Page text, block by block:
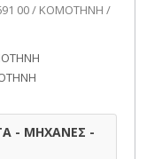
00 / ΚΟΜΟΤΗΝΗ /
- ΜΗΧΑΝΕΣ -